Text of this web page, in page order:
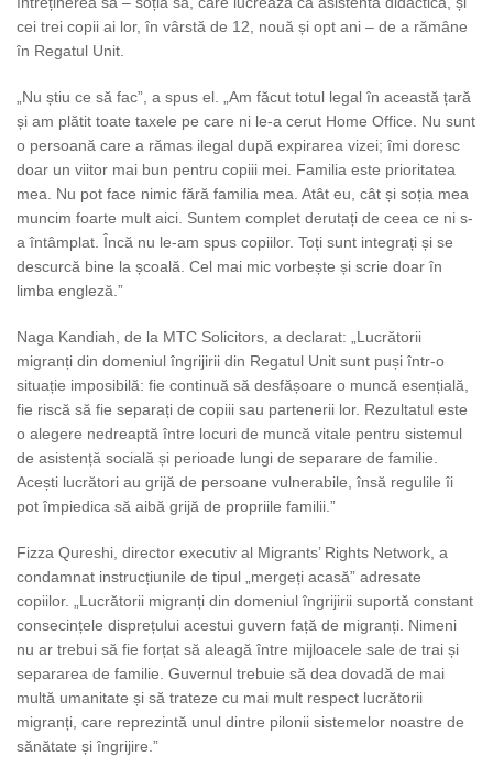
cei trei copii ai lor, în vârstă de 12, nouă și opt ani – de a rămâne
în Regatul Unit.
„Nu știu ce să fac”, a spus el. „Am făcut totul legal în această țară
și am plătit toate taxele pe care ni le-a cerut Home Office. Nu sunt
o persoană care a rămas ilegal după expirarea vizei; îmi doresc
doar un viitor mai bun pentru copiii mei. Familia este prioritatea
mea. Nu pot face nimic fără familia mea. Atât eu, cât și soția mea
muncim foarte mult aici. Suntem complet derutați de ceea ce ni s-
a întâmplat. Încă nu le-am spus copiilor. Toți sunt integrați și se
descurcă bine la școală. Cel mai mic vorbește și scrie doar în
limba engleză.”
Naga Kandiah, de la MTC Solicitors, a declarat: „Lucrătorii
migranți din domeniul îngrijirii din Regatul Unit sunt puși într-o
situație imposibilă: fie continuă să desfășoare o muncă esențială,
fie riscă să fie separați de copiii sau partenerii lor. Rezultatul este
o alegere nedreaptă între locuri de muncă vitale pentru sistemul
de asistență socială și perioade lungi de separare de familie.
Acești lucrători au grijă de persoane vulnerabile, însă regulile îi
pot împiedica să aibă grijă de propriile familii.”
Fizza Qureshi, director executiv al Migrants’ Rights Network, a
condamnat instrucțiunile de tipul „mergeți acasă” adresate
copiilor. „Lucrătorii migranți din domeniul îngrijirii suportă constant
consecințele disprețului acestui guvern față de migranți. Nimeni
nu ar trebui să fie forțat să aleagă între mijloacele sale de trai și
separarea de familie. Guvernul trebuie să dea dovadă de mai
multă umanitate și să trateze cu mai mult respect lucrătorii
migranți, care reprezintă unul dintre pilonii sistemelor noastre de
sănătate și îngrijire.”